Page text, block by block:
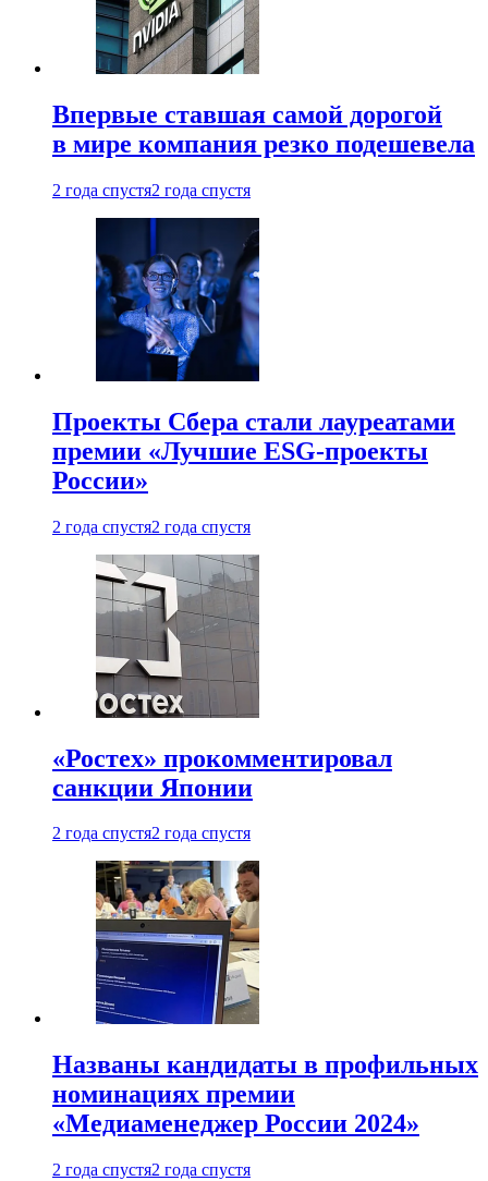
Впервые ставшая самой дорогой
в мире компания резко подешевела
2 года спустя2 года спустя
Проекты Сбера стали лауреатами
премии «Лучшие ESG-проекты
России»
2 года спустя2 года спустя
«Ростех» прокомментировал
санкции Японии
2 года спустя2 года спустя
Названы кандидаты в профильных
номинациях премии
«Медиаменеджер России 2024»
2 года спустя2 года спустя